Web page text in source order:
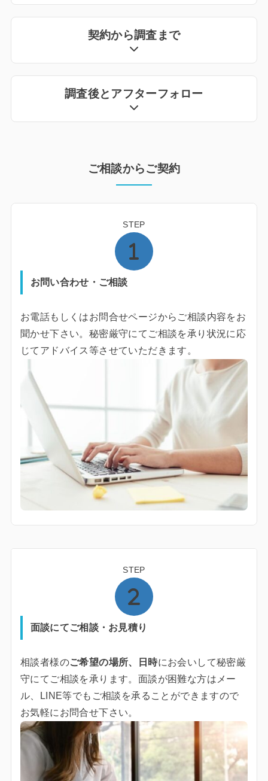
契約から調査まで
調査後とアフターフォロー
ご相談からご契約
STEP
お問い合わせ・ご相談
お電話もしくはお問合せページからご相談内容をお
聞かせ下さい。秘密厳守にてご相談を承り状況に応
じてアドバイス等させていただきます。
STEP
面談にてご相談・お見積り
相談者様のご希望の場所、日時にお会いして秘密厳
守にてご相談を承ります。面談が困難な方はメー
ル、LINE等でもご相談を承ることができますので
お気軽にお問合せ下さい。